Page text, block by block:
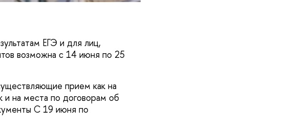
ЕГЭ и для лиц,
возможна с 14 июня по 25
прием как на
и на места по договорам об
С 19 июня по